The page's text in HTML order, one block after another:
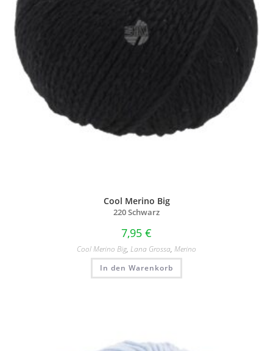
Cool Merino Big
220 Schwarz
7,95 €
Cool Merino Big, Lana Grossa, Merino
In den Warenkorb